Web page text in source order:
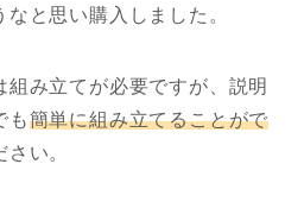
と思い購入しました。
み立てが必要ですが、説明
も簡単に組み立てることがで
い。